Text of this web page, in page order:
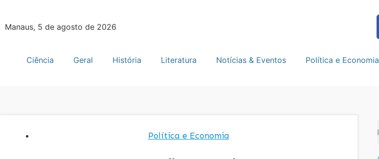
Manaus, 5 de agosto de 2026
Ciência Geral História Literatura Notícias & Eventos Política e Economia
Política e Economia